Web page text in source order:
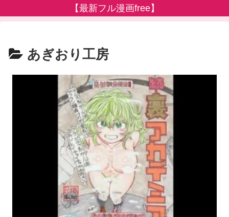
【最新フル漫画free】
あぎおり工房